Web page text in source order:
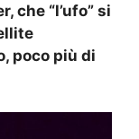
che “l’ufo” si
poco più di